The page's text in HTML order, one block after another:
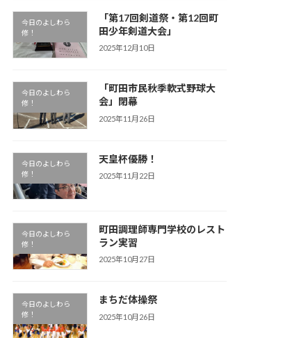
今日のよしわら
修！
「第17回剣道祭・第12回町
田少年剣道大会」
2025年12月10日
今日のよしわら
修！
「町田市民秋季軟式野球大
会」閉幕
2025年11月26日
今日のよしわら
修！
天皇杯優勝！
2025年11月22日
今日のよしわら
修！
町田調理師専門学校のレスト
ラン実習
2025年10月27日
今日のよしわら
修！
まちだ体操祭
2025年10月26日